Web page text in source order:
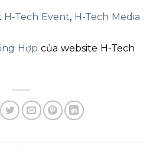
H-Tech Event,H-Tech Media
Hợp của website H-Tech